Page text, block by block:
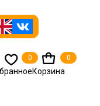
0
Корзина
0